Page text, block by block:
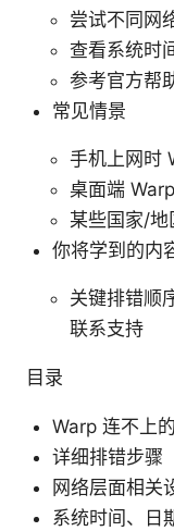
尝试不同网
查看系统时
参考官方帮
常见情景
手机上网时
桌面端
某些国家/
你将学到的内
关键排错顺
联系支持
目录
Warp 连不上
详细排错步骤
网络层面相关
系统时间、日